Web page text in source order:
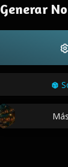
Generar